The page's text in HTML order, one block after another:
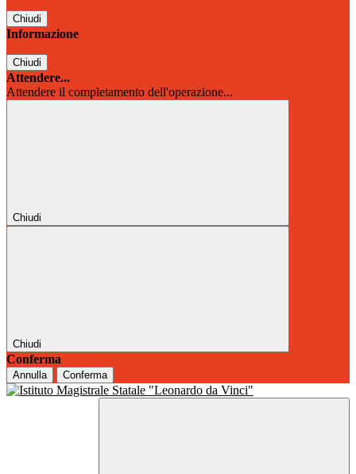
Chiudi
Informazione
Chiudi
Attendere...
Attendere il completamento dell'operazione...
Chiudi
Chiudi
Conferma
Annulla Conferma